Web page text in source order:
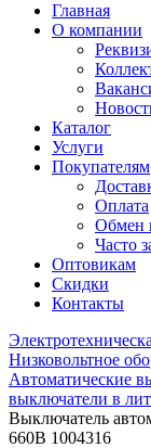
Главная
О компании
Каталог
Услуги
Покупателям
Оплата
Обмен
Часто
Оптовикам
Скидки
Контакты
Низковольтное
Автоматические
выключатели в
Выключатель
660В 1004316